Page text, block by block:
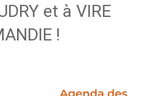
et à VIRE
!